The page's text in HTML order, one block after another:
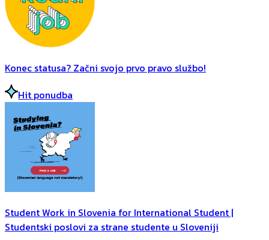
Konec statusa? Začni svojo prvo pravo službo!
Hit ponudba
Student Work in Slovenia for International Student |
Studentski poslovi za strane studente u Sloveniji